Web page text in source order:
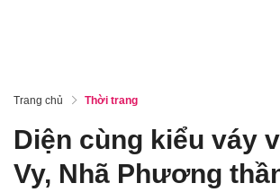
Trang chủ Thời trang
Diện cùng kiểu váy
Vy, Nhã Phương